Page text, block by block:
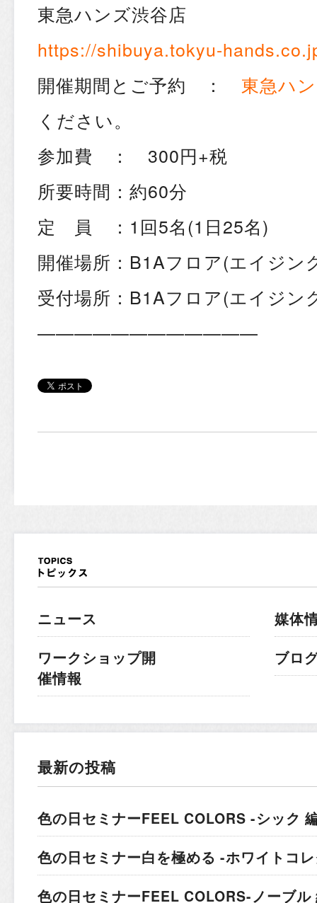
東急ハンズ渋谷店
https://shibuya.tokyu-
開催期間とご予約 ： 東急ハ
ください。
参加費 ： 300円+税
所要時間：約60分
定 員 ：1回5名(1日25名)
開催場所：B1Aフロア(エイジン
受付場所：B1Aフロア(エイジン
————————————
ニュース
ワークショップ開
催情報
媒体
ブロ
最新の投稿
色の日セミナーFEEL COLORS -シック
色の日セミナー白を極める -ホワイトコ
色の日セミナーFEEL COLORS-ノーブル